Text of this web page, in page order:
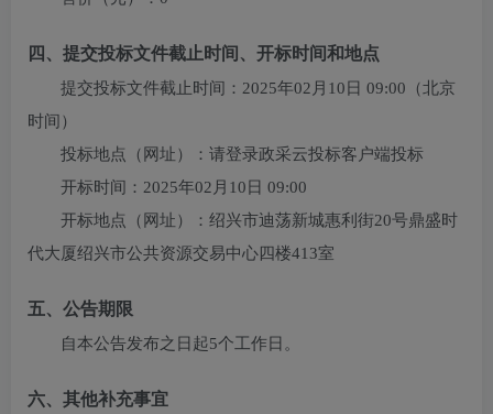
四、提交投标文件截止时间、开标时间和地点
提交投标文件截止时间： 2025年02月10日 09:00 （北京
时间）
投标地点（网址）： 请登录政采云投标客户端投标
开标时间： 2025年02月10日 09:00
开标地点（网址）： 绍兴市迪荡新城惠利街20号鼎盛时
代大厦绍兴市公共资源交易中心四楼413室
五、公告期限
自本公告发布之日起5个工作日。
六、其他补充事宜